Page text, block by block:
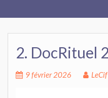
2. DocRituel 2
9 février 2026 LeCif